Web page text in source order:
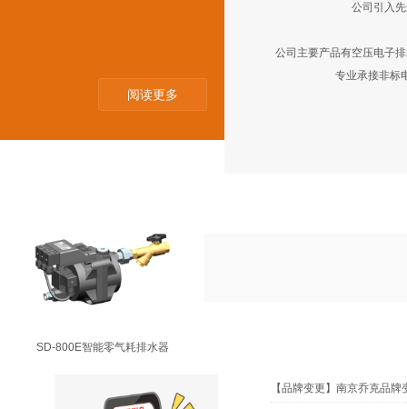
SD-800E智能零气耗排水器
阅读更多
公司引入先
公司主要产品有空压电子排
专业承接非标
NEWS 新闻资讯
【品牌变更】南京乔克品牌